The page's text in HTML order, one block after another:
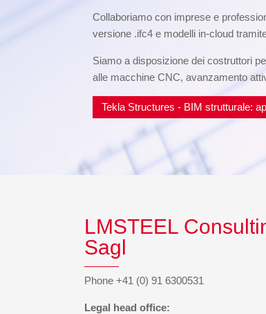
Collaboriamo con imprese e
versione .ifc4 e modelli in-cloud
Siamo a disposizione dei costruttori
alle macchine CNC, avanzamento
Tekla Structures - BIM strutturale:
LMSTEEL
Sagl
Phone +41 (0) 91 6300531
Legal head office: